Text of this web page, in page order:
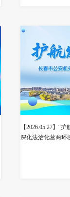
【2026.05.27】“
深化法治化营商环